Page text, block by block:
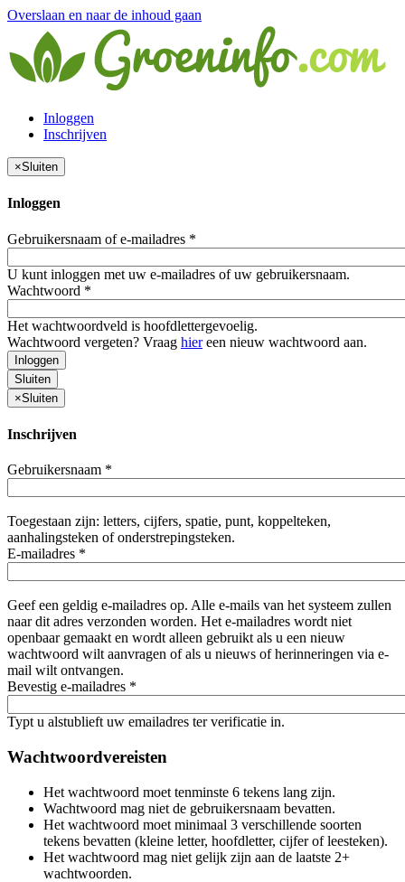
Overslaan en naar de inhoud gaan
Inloggen
Inschrijven
×Sluiten
Inloggen
Gebruikersnaam of e-mailadres *
U kunt inloggen met uw e-mailadres of uw gebruikersnaam.
Wachtwoord *
Het wachtwoordveld is hoofdlettergevoelig.
Wachtwoord vergeten? Vraag hiereen nieuw wachtwoord aan.
Inloggen
Sluiten
×Sluiten
Inschrijven
Gebruikersnaam *
Toegestaan zijn: letters, cijfers, spatie, punt, koppelteken,
aanhalingsteken of onderstrepingsteken.
E-mailadres *
Geef een geldig e-mailadres op. Alle e-mails van het systeem zullen
naar dit adres verzonden worden. Het e-mailadres wordt niet
openbaar gemaakt en wordt alleen gebruikt als u een nieuw
wachtwoord wilt aanvragen of als u nieuws of herinneringen via e-
mail wilt ontvangen.
Bevestig e-mailadres *
Typt u alstublieft uw emailadres ter verificatie in.
Wachtwoordvereisten
Het wachtwoord moet tenminste 6 tekens lang zijn.
Wachtwoord mag niet de gebruikersnaam bevatten.
Het wachtwoord moet minimaal 3 verschillende soorten
tekens bevatten (kleine letter, hoofdletter, cijfer of leesteken).
Het wachtwoord mag niet gelijk zijn aan de laatste 2+
wachtwoorden.